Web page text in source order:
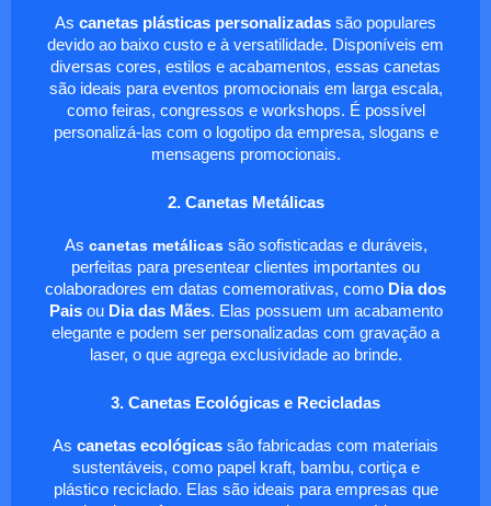
As canetas plásticas personalizadas são populares
devido ao baixo custo e à versatilidade. Disponíveis em
diversas cores, estilos e acabamentos, essas canetas
são ideais para eventos promocionais em larga escala,
como feiras, congressos e workshops. É possível
personalizá-las com o logotipo da empresa, slogans e
mensagens promocionais.
2. Canetas Metálicas
As canetas metálicassão sofisticadas e duráveis,
perfeitas para presentear clientes importantes ou
colaboradores em datas comemorativas, como Dia dos
Paisou Dia das Mães. Elas possuem um acabamento
elegante e podem ser personalizadas com gravação a
laser, o que agrega exclusividade ao brinde.
3. Canetas Ecológicas e Recicladas
As canetas ecológicas são fabricadas com materiais
sustentáveis, como papel kraft, bambu, cortiça e
plástico reciclado. Elas são ideais para empresas que